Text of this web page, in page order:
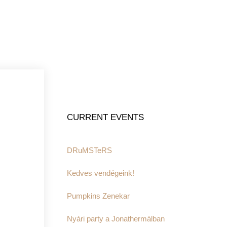
CURRENT EVENTS
DRuMSTeRS
Kedves vendégeink!
Pumpkins Zenekar
Nyári party a Jonathermálban